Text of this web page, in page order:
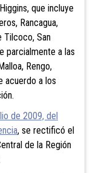
que incluye
Rancagua,
Tilcoco, San
parcialmente a las
Rengo,
acuerdo a los
de 2009, del
, se rectificó el
de la Región